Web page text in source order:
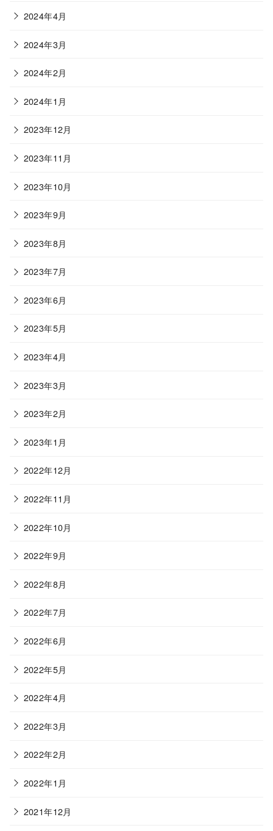
2024年4月
2024年3月
2024年2月
2024年1月
2023年12月
2023年11月
2023年10月
2023年9月
2023年8月
2023年7月
2023年6月
2023年5月
2023年4月
2023年3月
2023年2月
2023年1月
2022年12月
2022年11月
2022年10月
2022年9月
2022年8月
2022年7月
2022年6月
2022年5月
2022年4月
2022年3月
2022年2月
2022年1月
2021年12月